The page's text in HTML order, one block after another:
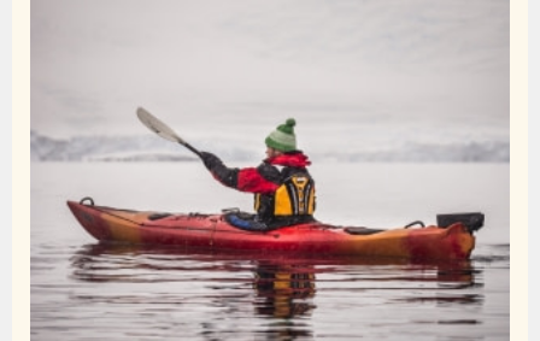
Oceanwide Expeditions!
Outstanding